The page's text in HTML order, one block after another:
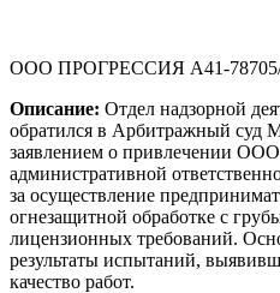
ООО ПРОГРЕССИЯ А41-78705/
Описание: Отдел надзорной
обратился в Арбитражный суд
заявлением о привлечении
административной
за осуществление
огнезащитной обработке с
лицензионных требований.
результаты испытаний,
качество работ.